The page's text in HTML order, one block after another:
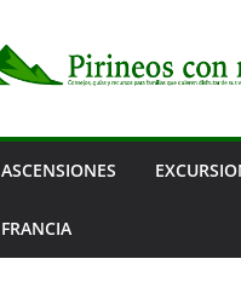
ASCENSIONES
FRANCIA